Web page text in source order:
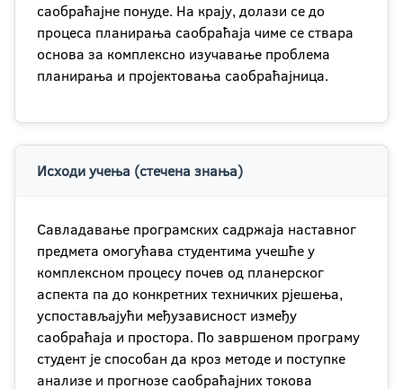
саобраћајне понуде. На крају, долази се до
процеса планирања саобраћаја чиме се ствара
основа за комплексно изучавање проблема
планирања и пројектовања саобраћајница.
Исходи учења (стечена знања)
Савладавање програмских садржаја наставног
предмета омогућава студентима учешће у
комплексном процесу почев од планерског
аспекта па до конкретних техничких рјешења,
успостављајући међузависност између
саобраћаја и простора. По завршеном програму
студент је способан да кроз методе и поступке
анализе и прогнозе саобраћајних токова